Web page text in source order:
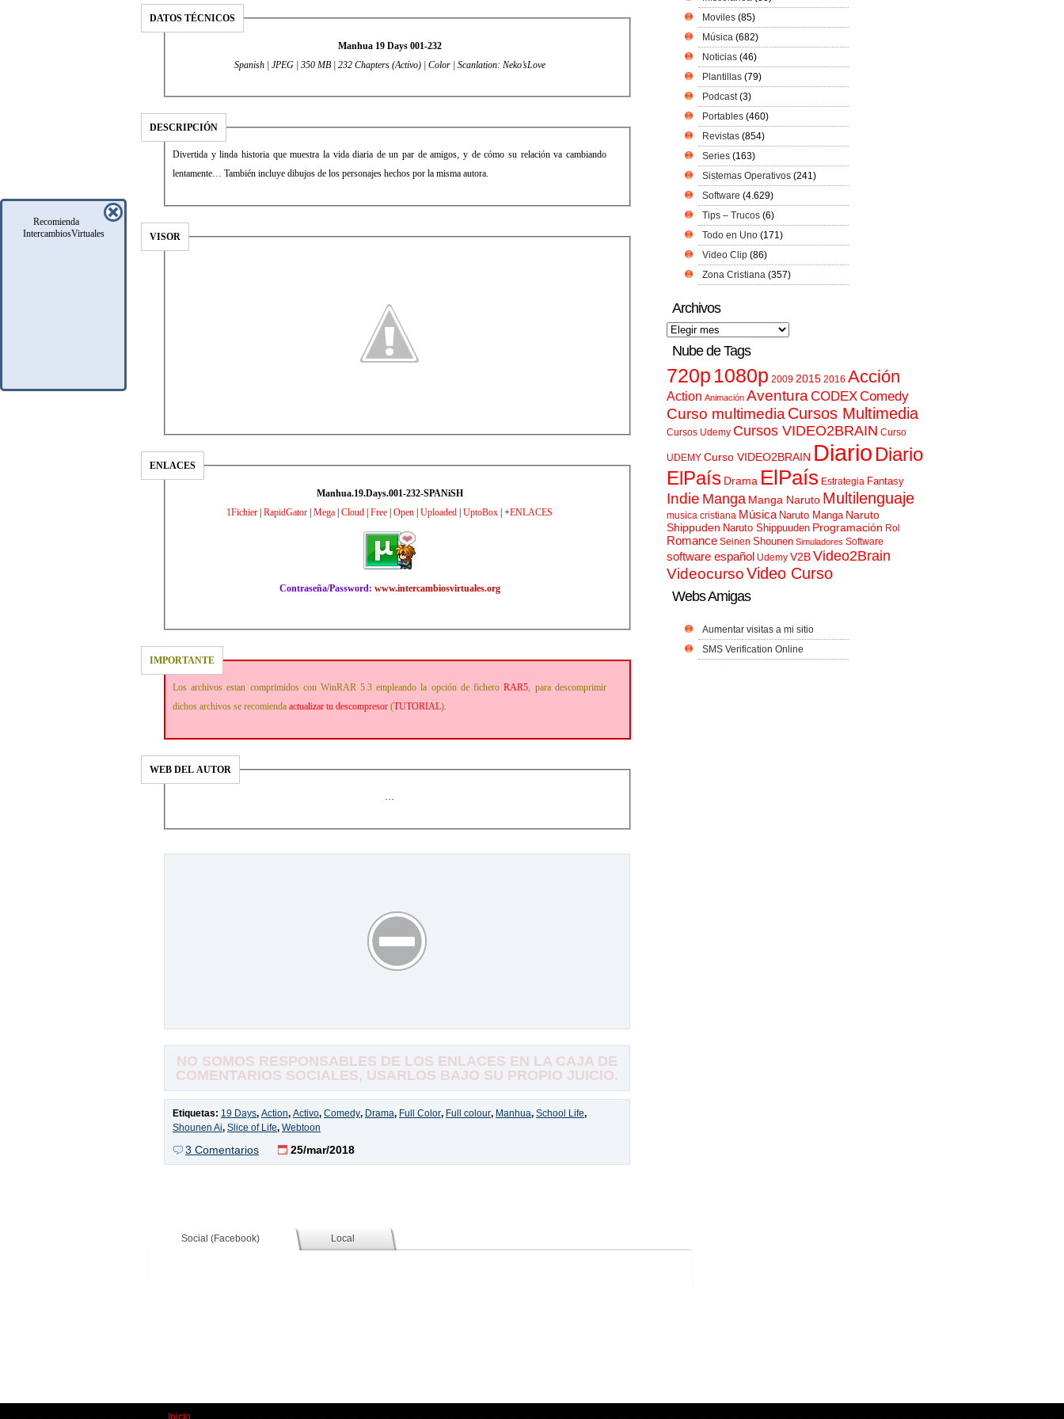
Recomienda
IntercambiosVirtuales
DATOS TÉCNICOS
Manhua 19 Days 001-232
Spanish | JPEG | 350 MB | 232 Chapters (Activo) | Color | Scanlation: Neko’sLove
DESCRIPCIÓN
Divertida y linda historia que muestra la vida diaria de un par de amigos, y de cómo su relación va cambiando
lentamente… También incluye dibujos de los personajes hechos por la misma autora.
VISOR
ENLACES
Manhua.19.Days.001-232-SPANiSH
1Fichier | RapidGator | Mega | Cloud | Free | Open | Uploaded | UptoBox | +ENLACES
Contraseña/Password: www.intercambiosvirtuales.org
IMPORTANTE
Los archivos estan comprimidos con WinRAR 5.3 empleando la opción de fichero RAR5, para descomprimir
dichos archivos se recomienda actualizar tu descompresor (TUTORIAL).
WEB DEL AUTOR
…
NO SOMOS RESPONSABLES DE LOS ENLACES EN LA CAJA DE
COMENTARIOS SOCIALES, USARLOS BAJO SU PROPIO JUICIO.
Etiquetas: 19 Days, Action, Activo, Comedy, Drama, Full Color, Full colour, Manhua, School Life,
Shounen Ai, Slice of Life, Webtoon
3 Comentarios 25/mar/2018
Social (Facebook) Local
Moviles (85)
Música (682)
Noticias (46)
Plantillas (79)
Podcast(3)
Portables (460)
Revistas (854)
Series (163)
Sistemas Operativos (241)
Software (4.629)
Tips – Trucos (6)
Todo en Uno (171)
Video Clip (86)
Zona Cristiana (357)
Archivos
Nube de Tags
720p 1080p 2009 2015 2016 Acción
Action Animación AventuraCODEXComedy
Curso multimediaCursos Multimedia
Cursos Udemy Cursos VIDEO2BRAIN Curso
UDEMY Curso VIDEO2BRAIN Diario Diario
ElPaís Drama ElPaís Estrategia Fantasy
Indie Manga Manga Naruto Multilenguaje
musica cristiana Música Naruto Manga Naruto
Shippuden Naruto Shippuuden Programación Rol
Romance Seinen Shounen Simuladores Software
software español Udemy V2BVideo2Brain
VideocursoVideo Curso
Webs Amigas
Aumentar visitas a mi sitio
SMS Verification Online